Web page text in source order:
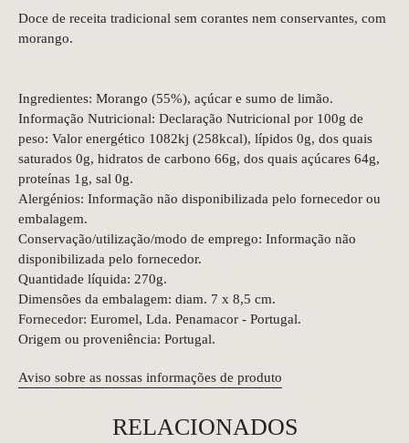
Doce de receita tradicional sem corantes nem conservantes, com
morango.
Ingredientes: Morango (55%), açúcar e sumo de limão.
Informação Nutricional: Declaração Nutricional por 100g de
peso: Valor energético 1082kj (258kcal), lípidos 0g, dos quais
saturados 0g, hidratos de carbono 66g, dos quais açúcares 64g,
proteínas 1g, sal 0g.
Alergénios: Informação não disponibilizada pelo fornecedor ou
embalagem.
Conservação/utilização/modo de emprego: Informação não
disponibilizada pelo fornecedor.
Quantidade líquida: 270g.
Dimensões da embalagem: diam. 7 x 8,5 cm.
Fornecedor: Euromel, Lda. Penamacor - Portugal.
Origem ou proveniência: Portugal.
Aviso sobre as nossas informações de produto
RELACIONADOS